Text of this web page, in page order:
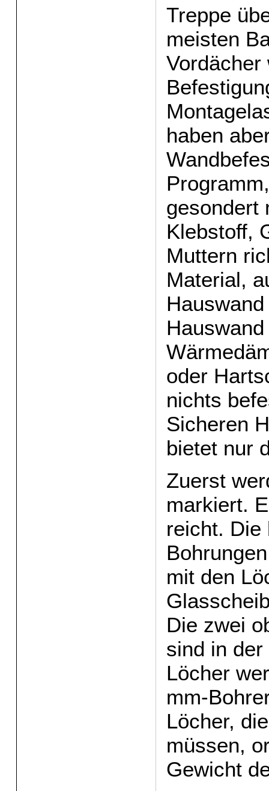
Treppe
meisten
Vordächer
haben
gesondert
Klebstoff,
Muttern
Material,
oder
nichts
Sicheren
bietet nur
Zuerst
markiert.
reicht. Die
mit den
Die zwei
sind in
Löcher
mm-
Löcher,
müssen,
Gewicht